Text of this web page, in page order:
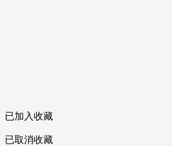
已加入收藏
已取消收藏